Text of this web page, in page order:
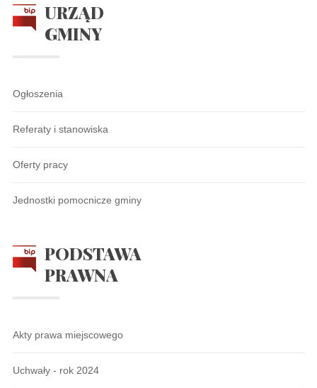
URZĄD
GMINY
Ogłoszenia
Referaty i stanowiska
Oferty pracy
Jednostki pomocnicze gminy
PODSTAWA
PRAWNA
Akty prawa miejscowego
Uchwały - rok 2024